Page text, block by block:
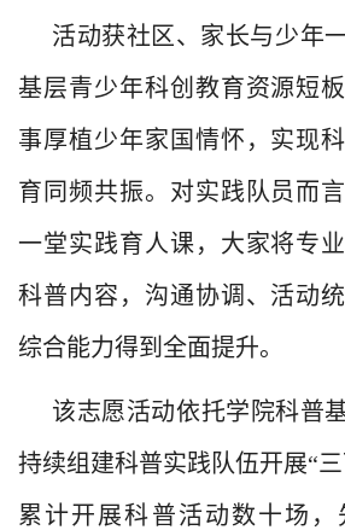
活动获社区、家长与少年
基层青少年科创教育资源短
事厚植少年家国情怀，实现
育同频共振。对实践队员而
一堂实践育人课，大家将专
科普内容，沟通协调、活动
综合能力得到全面提升。
该志愿活动依托学院科普
持续组建科普实践队伍开展“三
累计开展科普活动数十场，